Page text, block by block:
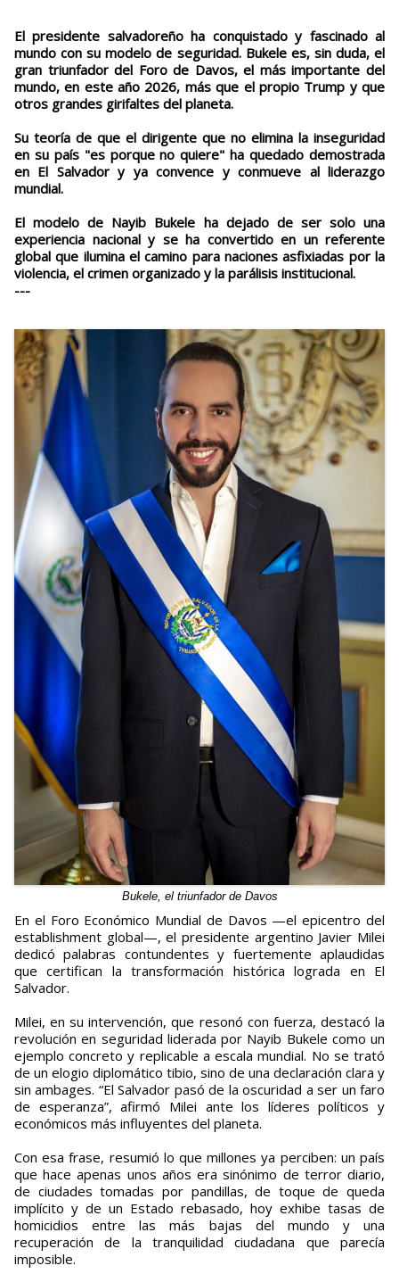
El presidente salvadoreño ha conquistado y fascinado al
mundo con su modelo de seguridad. Bukele es, sin duda, el
gran triunfador del Foro de Davos, el más importante del
mundo, en este año 2026, más que el propio Trump y que
otros grandes girifaltes del planeta.
Su teoría de que el dirigente que no elimina la inseguridad
en su país "es porque no quiere" ha quedado demostrada
en El Salvador y ya convence y conmueve al liderazgo
mundial.
El modelo de Nayib Bukele ha dejado de ser solo una
experiencia nacional y se ha convertido en un referente
global que ilumina el camino para naciones asfixiadas por la
violencia, el crimen organizado y la parálisis institucional.
---
Bukele, el triunfador de Davos
En el Foro Económico Mundial de Davos —el epicentro del
establishment global—, el presidente argentino Javier Milei
dedicó palabras contundentes y fuertemente aplaudidas
que certifican la transformación histórica lograda en El
Salvador.
Milei, en su intervención, que resonó con fuerza, destacó la
revolución en seguridad liderada por Nayib Bukele como un
ejemplo concreto y replicable a escala mundial. No se trató
de un elogio diplomático tibio, sino de una declaración clara y
sin ambages. “El Salvador pasó de la oscuridad a ser un faro
de esperanza”, afirmó Milei ante los líderes políticos y
económicos más influyentes del planeta.
Con esa frase, resumió lo que millones ya perciben: un país
que hace apenas unos años era sinónimo de terror diario,
de ciudades tomadas por pandillas, de toque de queda
implícito y de un Estado rebasado, hoy exhibe tasas de
homicidios entre las más bajas del mundo y una
recuperación de la tranquilidad ciudadana que parecía
imposible.